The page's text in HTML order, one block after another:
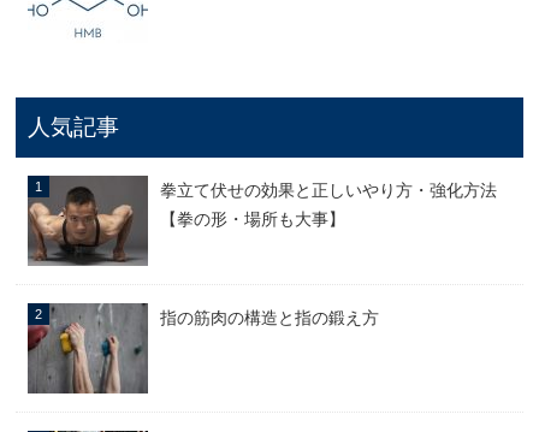
人気記事
拳立て伏せの効果と正しいやり方・強化方法
【拳の形・場所も大事】
指の筋肉の構造と指の鍛え方